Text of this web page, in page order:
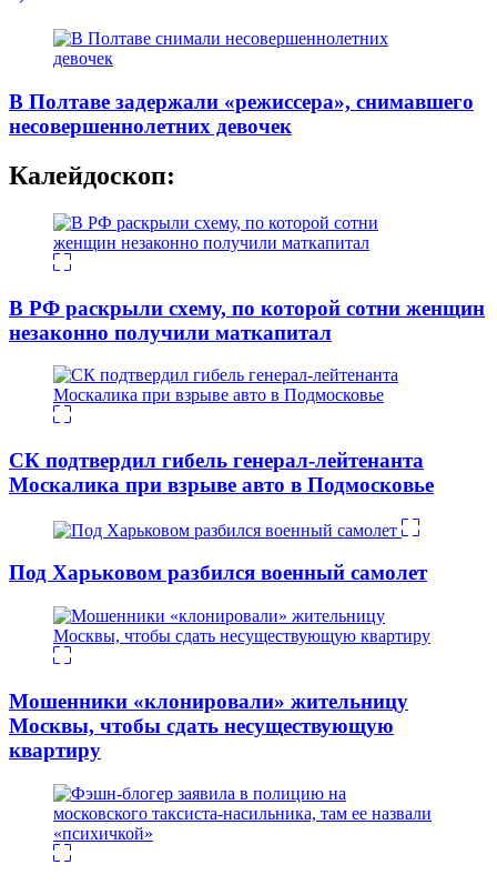
В Полтаве задержали «режиссера», снимавшего
несовершеннолетних девочек
Калейдоскоп:
В РФ раскрыли схему, по которой сотни женщин
незаконно получили маткапитал
СК подтвердил гибель генерал-лейтенанта
Москалика при взрыве авто в Подмосковье
Под Харьковом разбился военный самолет
Мошенники «клонировали» жительницу
Москвы, чтобы сдать несуществующую
квартиру